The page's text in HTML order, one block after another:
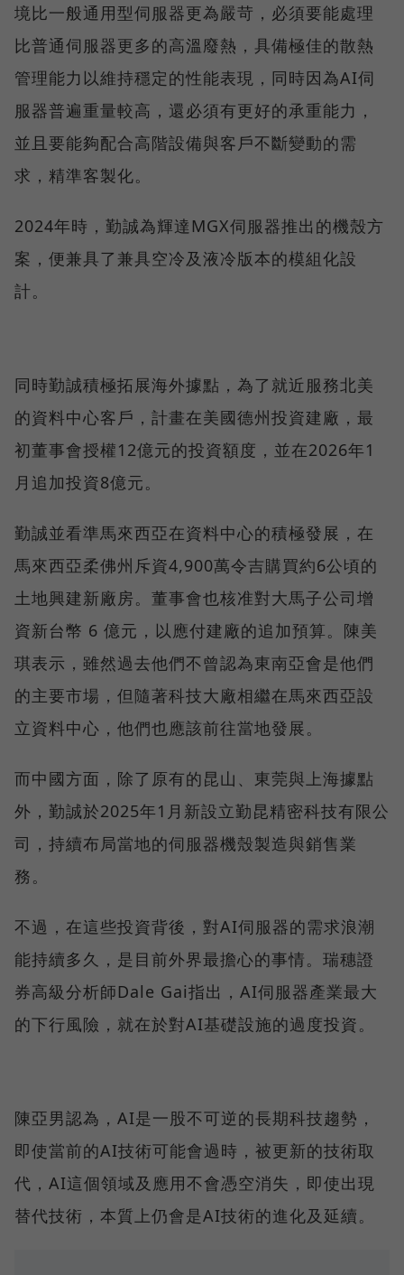
境比一般通用型伺服器更為嚴苛，必須要能處理
比普通伺服器更多的高溫廢熱，具備極佳的散熱
管理能力以維持穩定的性能表現，同時因為AI伺
服器普遍重量較高，還必須有更好的承重能力，
並且要能夠配合高階設備與客戶不斷變動的需
求，精準客製化。
2024年時，勤誠為輝達MGX伺服器推出的機殼方
案，便兼具了兼具空冷及液冷版本的模組化設
計。
同時勤誠積極拓展海外據點，為了就近服務北美
的資料中心客戶，計畫在美國德州投資建廠，最
初董事會授權12億元的投資額度，並在2026年1
月追加投資8億元。
勤誠並看準馬來西亞在資料中心的積極發展，在
馬來西亞柔佛州斥資4,900萬令吉購買約6公頃的
土地興建新廠房。董事會也核准對大馬子公司增
資新台幣 6 億元，以應付建廠的追加預算。陳美
琪表示，雖然過去他們不曾認為東南亞會是他們
的主要市場，但隨著科技大廠相繼在馬來西亞設
立資料中心，他們也應該前往當地發展。
而中國方面，除了原有的昆山、東莞與上海據點
外，勤誠於2025年1月新設立勤昆精密科技有限公
司，持續布局當地的伺服器機殼製造與銷售業
務。
不過，在這些投資背後，對AI伺服器的需求浪潮
能持續多久，是目前外界最擔心的事情。瑞穗證
券高級分析師Dale Gai指出，AI伺服器產業最大
的下行風險，就在於對AI基礎設施的過度投資。
陳亞男認為，AI是一股不可逆的長期科技趨勢，
即使當前的AI技術可能會過時，被更新的技術取
代，AI這個領域及應用不會憑空消失，即使出現
替代技術，本質上仍會是AI技術的進化及延續。